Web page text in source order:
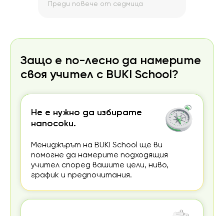
Преди повече от седмица
Защо е по-лесно да намерите
своя учител с BUKI School?
Не е нужно да избирате
напосоки.
Мениджърът на BUKI School ще ви
помогне да намерите подходящия
учител според вашите цели, ниво,
график и предпочитания.